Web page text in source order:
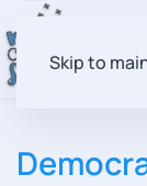
Skip to